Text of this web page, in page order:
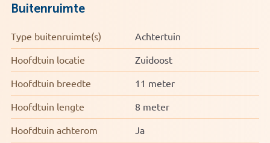
Buitenruimte
Type buitenruimte(s) Achtertuin
Hoofdtuin locatie Zuidoost
Hoofdtuin breedte 11 meter
Hoofdtuin lengte 8 meter
Hoofdtuin achterom Ja